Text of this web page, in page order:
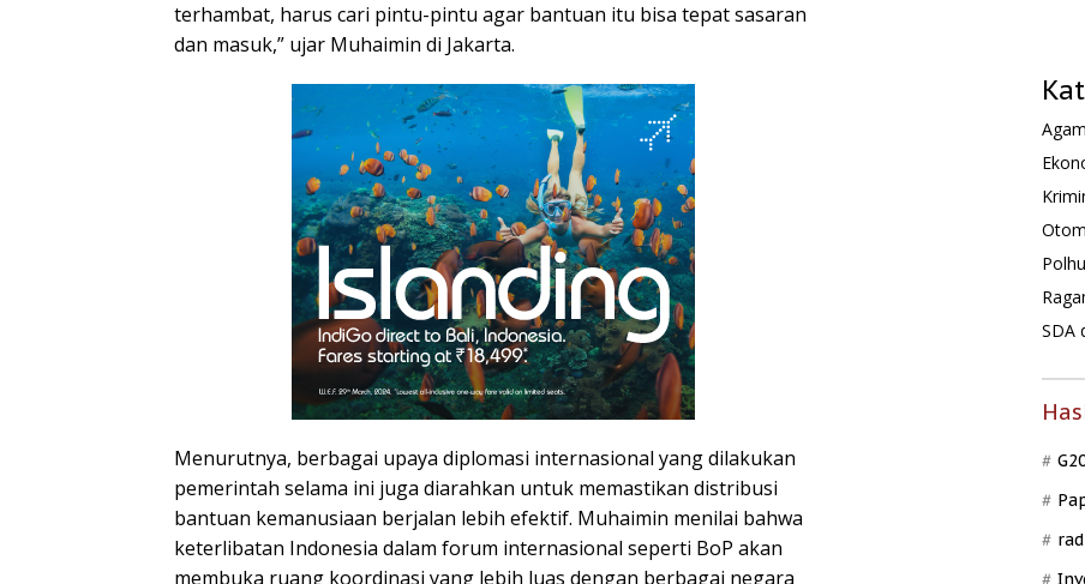
terhambat, harus cari pintu-pintu agar bantuan itu bisa tepat sasaran
dan masuk,” ujar Muhaimin di Jakarta.
Menurutnya, berbagai upaya diplomasi internasional yang dilakukan
pemerintah selama ini juga diarahkan untuk memastikan distribusi
bantuan kemanusiaan berjalan lebih efektif. Muhaimin menilai bahwa
keterlibatan Indonesia dalam forum internasional seperti BoP akan
membuka ruang koordinasi yang lebih luas dengan berbagai negara
SDA